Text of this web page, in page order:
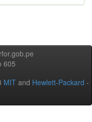
605
MIT and Hewlett-Packard -